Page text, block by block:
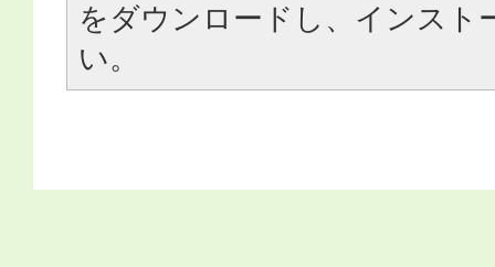
をダウンロードし、インスト
い。